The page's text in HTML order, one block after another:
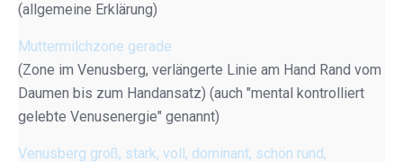
(allgemeine Erklärung)
Muttermilchzone gerade
(Zone im Venusberg, verlängerte Linie am Hand Rand vom
Daumen bis zum Handansatz) (auch "mental kontrolliert
gelebte Venusenergie" genannt)
Venusberg groß, stark, voll, dominant, schön rund,